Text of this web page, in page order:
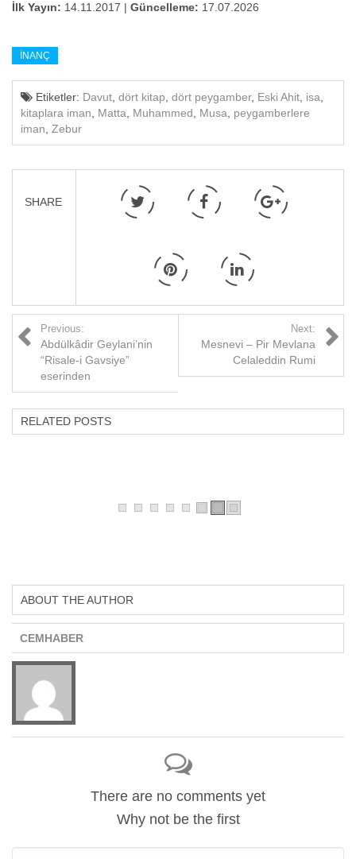
İlk Yayın: 14.11.2017 | Güncelleme: 17.07.2026
İNANÇ
Etiketler: Davut dört kitap dört peygamber, Eski Ahit isa
kitaplara iman
Matta Muhammed Musa
peygamberlere
iman Zebur
SHARE
Previous:
Abdülkâdir Geylani’nin
“Risale-i Gavsiye”
eserinden
Next:
Mesnevi – Pir Mevlana
Celaleddin Rumi
RELATED POSTS
ABOUT THE AUTHOR
CEMHABER
There are no comments yet
Why not be the first